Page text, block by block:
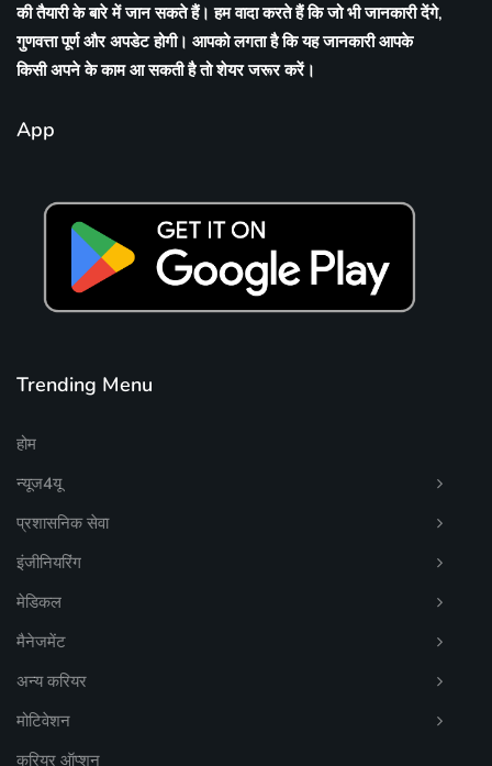
की तैयारी के बारे में जान सकते हैं। हम वादा करते हैं कि जो भी जानकारी देंगे,
गुणवत्ता पूर्ण और अपडेट होगी। आपको लगता है कि यह जानकारी आपके
किसी अपने के काम आ सकती है तो शेयर जरूर करें।
App
Trending Menu
होम
न्यूज4यू
प्रशासनिक सेवा
इंजीनियरिंग
मेडिकल
मैनेजमेंट
अन्य करियर
मोटिवेशन
करियर ऑप्शन